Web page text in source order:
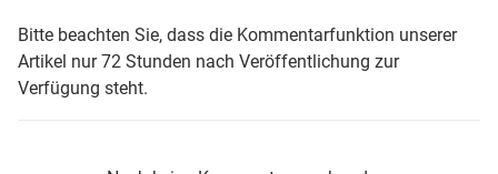
Bitte beachten Sie, dass die Kommentarfunktion unserer
Artikel nur 72 Stunden nach Veröffentlichung zur
Verfügung steht.